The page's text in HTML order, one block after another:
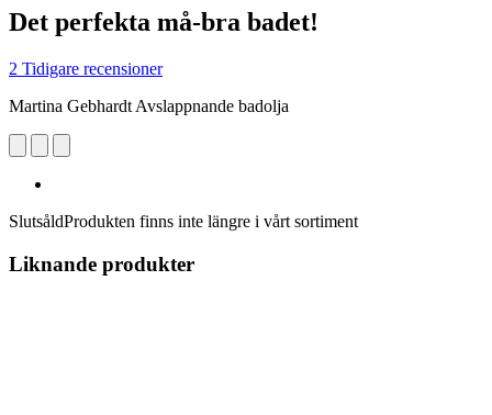
Det perfekta må-bra badet!
2 Tidigare recensioner
Martina Gebhardt Avslappnande badolja
SlutsåldProdukten finns inte längre i vårt sortiment
Liknande produkter